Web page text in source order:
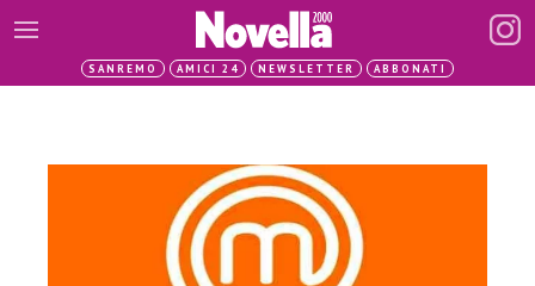
SANREMO AMICI 24 NEWSLETTER ABBONATI